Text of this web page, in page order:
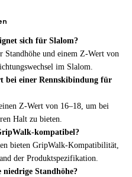
sich für Slalom?
Standhöhe und einem Z-Wert von
im Slalom.
bei einer Rennskibindung für
Z-Wert von 16–18, um bei
Halt zu bieten.
kompatibel?
bieten GripWalk-Kompatibilität,
der Produktspezifikation.
niedrige Standhöhe?